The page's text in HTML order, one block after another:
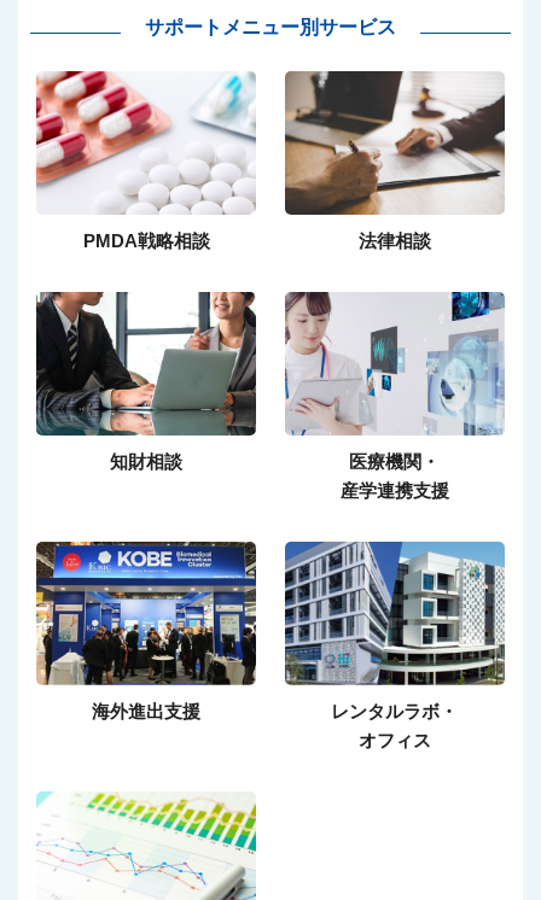
サポートメニュー別サービス
PMDA戦略相談 法律相談
知財相談
医療機関・
産学連携支援
海外進出支援
レンタルラボ・
オフィス